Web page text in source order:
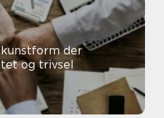
kunstform der
og trivsel